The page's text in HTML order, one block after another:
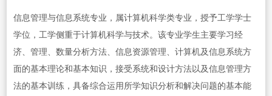
信息管理与信息系统专业，属计算机科学类专业，授予工学学士
学位，工学侧重于计算机科学与技术。该专业学生主要学习经
济、管理、数量分析方法、信息资源管理、计算机及信息系统方
面的基本理论和基本知识，接受系统和设计方法以及信息管理方
法的基本训练，具备综合运用所学知识分析和解决问题的基本能